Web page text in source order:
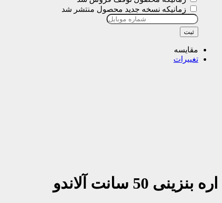
زمانیکه نسخه جدید محصول منتشر شد
ثبت
مقایسه
تغییرات
اره بنزینی 50 سانت آلاندو